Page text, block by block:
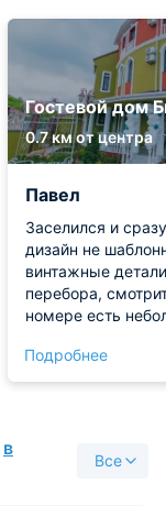
Гостевой дом
0.7 км от центра
Павел
Заселился и
дизайн не
винтажные
перебора,
номере есть
чтобы почитать
изоляции
вечером сделал
Подробнее
в
Все